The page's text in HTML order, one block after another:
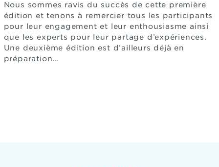
Nous sommes ravis du succès de cette première
édition et tenons à remercier tous les participants
pour leur engagement et leur enthousiasme ainsi
que les experts pour leur partage d’expériences.
Une deuxième édition est d’ailleurs déjà en
préparation…